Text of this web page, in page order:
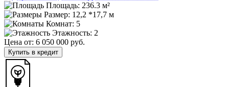
Площадь: 236.3 м²
Размер: 12,2 *17,7 м
Комнат: 5
Этажность: 2
Цена от: 6 050 000 руб.
Купить в кредит